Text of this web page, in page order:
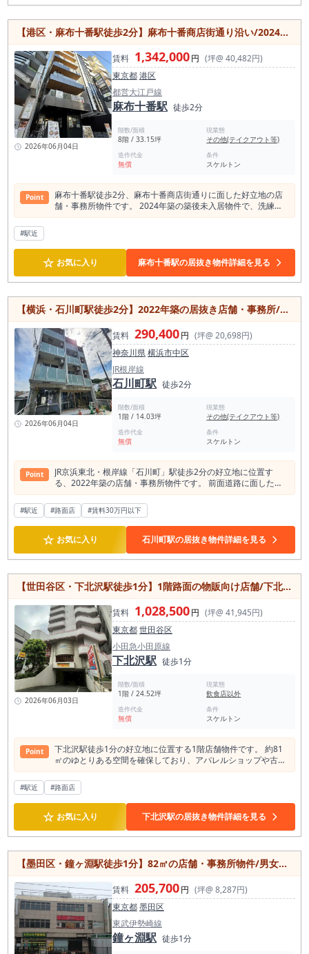
め、営業時間の自由度が高く、多様なビジネススタイルに対応
できる点も魅力です。 さらに、フリーレント1ヶ月付きで開業
時のコスト負担を軽減。オートロックを備えた築浅物件ならで
はの安心感もあります。 両国・錦糸町エリアへのアクセスも良
好で、新規出店や移転先をお探しの方におすすめの店舗物件で
す。
【港区・麻布十番駅徒歩2分】麻布十番商店街通り沿い/2024年築・1フロア1テナント/店舗・事務所・飲食店可
2026年06月04日
賃料 1,342,000円 (坪@ 40,482円)
東京都港区
都営大江戸線
麻布十番駅 徒歩2分
階数/面積
8階 / 33.15坪
現業態
その他(テイクアウト等)
造作代金
無償
条件
スケルトン
Point
麻布十番駅徒歩2分、麻布十番商店街通りに面した好立地の店
舗・事務所物件です。 2024年築の築後未入居物件で、洗練さ
れた街並みにふさわしい新しいビルの8階部分。 1フロア1テナ
じめ、クリニック、美容サロン、スクール、ショールーム、オ
フィスなど幅広い用途に対応可能です。室内はスケルトン仕様
のため、業態やブランドコンセプトに合わせて自由度の高い内
装づくりが実現できます。 麻布十番は高い集客力とブランド力
を兼ね備えた人気エリアで、周辺には飲食店や商業施設、高級
住宅街が広がります。 商店街沿いならではの認知性に加え、都
営大江戸線・東京メトロ南北線の2路線利用可能な利便性も魅
力。 新規出店や移転先としておすすめの希少性の高い物件で
す。
#駅近
☆ お気に入り 麻布十番駅の居抜き物件詳細を見る
【横浜・石川町駅徒歩2分】2022年築の居抜き店舗・事務所/飲食店相談可能な1階区画/元町エリア
2026年06月04日
賃料 290,400円 (坪@ 20,698円)
神奈川県横浜市中区
JR根岸線
石川町駅 徒歩2分
階数/面積
1階 / 14.03坪
現業態
その他(テイクアウト等)
造作代金
無償
条件
スケルトン
Point
JR京浜東北・根岸線「石川町」駅徒歩2分の好立地に位置す
る、2022年築の店舗・事務所物件です。 前面道路に面した視
認性のある区画で、飲食店をはじめ、物販店やサービス店舗、
事務所など幅広い業種をご相談いただけます。 室内には前テナ
ントの造作やトイレ、手洗い、ビルトインエアコンなどが残置
されており、初期費用を抑えながらスピーディーな出店を検討
できる点も魅力です。 専有面積は46.38㎡と、個人開業や小規
模店舗にちょうど良いサイズ感。1フロア1テナントのため、独
立性の高い店舗運営が可能です。 元町エリアや中華街にもアク
セスしやすく、観光客や地域住民の往来が期待できる立地。 新
しい建物ならではの綺麗な外観と使いやすい設備を備えた、開
業・移転におすすめの店舗物件です。
#駅近 #路面店 #賃料30万円以下
☆ お気に入り 石川町駅の居抜き物件詳細を見る
【世田谷区・下北沢駅徒歩1分】1階路面の物販向け店舗/下北沢の中心地/古着屋実績あり
2026年06月03日
賃料 1,028,500円 (坪@ 41,945円)
東京都世田谷区
小田急小田原線
下北沢駅 徒歩1分
階数/面積
1階 / 24.52坪
現業態
飲食店以外
造作代金
無償
条件
スケルトン
Point
下北沢駅徒歩1分の好立地に位置する1階店舗物件です。 約81
㎡のゆとりある空間を確保しており、アパレルショップや古着
屋、雑貨店、ショールームなどの物販店舗におすすめです。 過
去には古着屋としての利用実績があり、感度の高い若年層やフ
ァッション好きが集まる下北沢エリアとの相性も良好。 角区画
のため視認性が高く、来店促進にも期待できます。フリーレン
ト1ヶ月付きで、開業時のコスト負担を抑えられる点も魅力で
す。 現況はスケルトンのため、店舗コンセプトに合わせた自由
な空間づくりが可能。 下北沢駅至近という希少性の高い立地
で、新規出店や移転をご検討中の方におすすめの物件です。 ※
飲食店不可、給排水設備・ガス設備はございません。
#駅近 #路面店
☆ お気に入り 下北沢駅の居抜き物件詳細を見る
【墨田区・鐘ヶ淵駅徒歩1分】82㎡の店舗・事務所物件/男女別トイレ完備/動力設備あり
賃料 205,700円 (坪@ 8,287円)
東京都墨田区
東武伊勢崎線
鐘ヶ淵駅 徒歩1分